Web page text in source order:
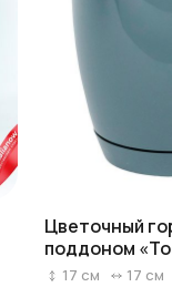
Цветочный
поддоном
круглый
17 см 17 см